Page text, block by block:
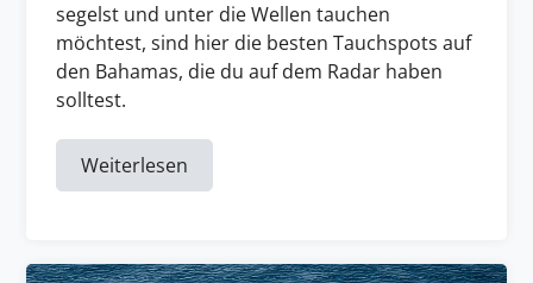
segelst und unter die Wellen tauchen
möchtest, sind hier die besten Tauchspots auf
den Bahamas, die du auf dem Radar haben
solltest.
Weiterlesen